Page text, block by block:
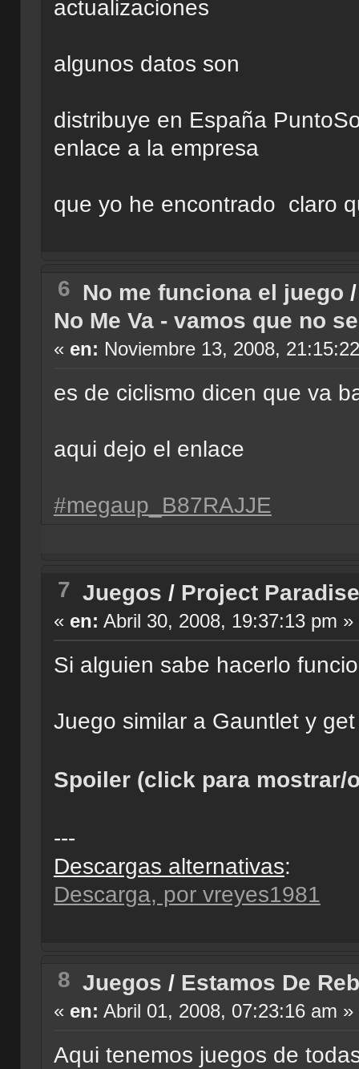
actualizaciones
algunos datos son
distribuye en España
enlace a la empresa
que yo he encontrado claro
6 No me funciona el juego
No Me Va - vamos que no
« en: Noviembre 13, 2008,
es de ciclismo dicen que va
aqui dejo el enlace
#megaup_B87RAJJE
7 Juegos / Project Paradise
« en: Abril 30, 2008, 19:37:13 pm »
Si alguien sabe hacerlo
Juego similar a Gauntlet y
Spoiler (click para mostrar/
---
Descargas alternativas:
Descarga, por vreyes1981
8 Juegos / Estamos De
« en: Abril 01, 2008, 07:23:16 am »
Aqui tenemos juegos de